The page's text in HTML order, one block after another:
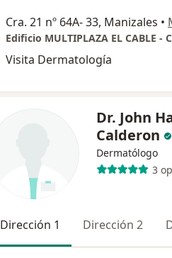
Cra. 21 nº 64A- 33, Manizales •
Visita Dermatología
Dr. John
Calderon
Dermatólogo
3
Dirección 1 Dirección 2